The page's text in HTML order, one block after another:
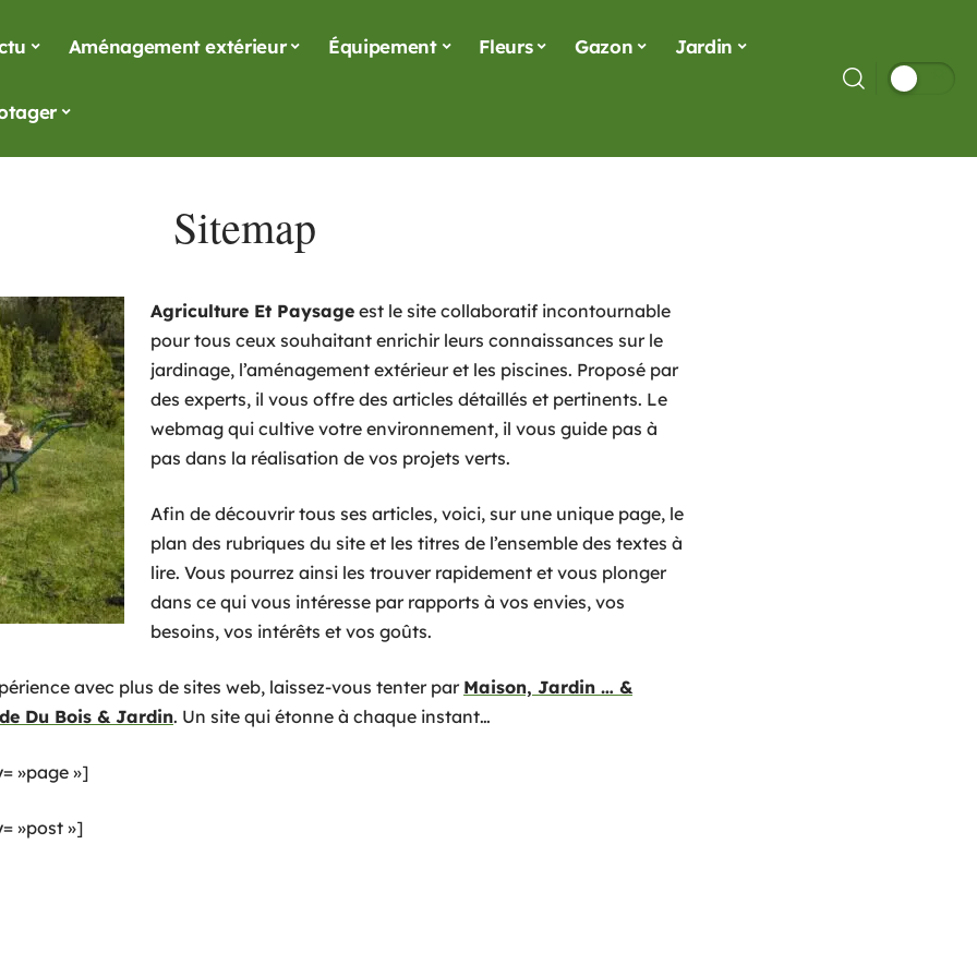
Aménagement extérieur Équipement Fleurs Gazon Jardin
Sitemap
Agriculture Et Paysage est le site collaboratif incontournable
pour tous ceux souhaitant enrichir leurs connaissances sur le
jardinage, l’aménagement extérieur et les piscines. Proposé par
des experts, il vous offre des articles détaillés et pertinents. Le
webmag qui cultive votre environnement, il vous guide pas à
pas dans la réalisation de vos projets verts.
Afin de découvrir tous ses articles, voici, sur une unique page, le
plan des rubriques du site et les titres de l’ensemble des textes à
lire. Vous pourrez ainsi les trouver rapidement et vous plonger
dans ce qui vous intéresse par rapports à vos envies, vos
besoins, vos intérêts et vos goûts.
avec plus de sites web, laissez-vous tenter par Maison, Jardin … &
Du Bois & Jardin. Un site qui étonne à chaque instant…
»page »]
»post »]